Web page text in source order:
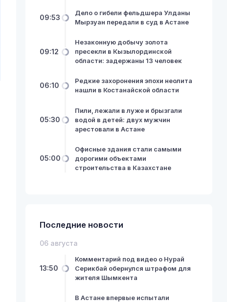
09:53
Дело о гибели фельдшера Улданы
Мырзуан передали в суд в Астане
09:12
Незаконную добычу золота
пресекли в Кызылординской
области: задержаны 13 человек
06:10
Редкие захоронения эпохи неолита
нашли в Костанайской области
05:30
Пили, лежали в луже и брызгали
водой в детей: двух мужчин
арестовали в Астане
05:00
Офисные здания стали самыми
дорогими объектами
строительства в Казахстане
Последние новости
06 августа
13:50
Комментарий под видео о Нурай
Серикбай обернулся штрафом для
жителя Шымкента
В Астане впервые испытали